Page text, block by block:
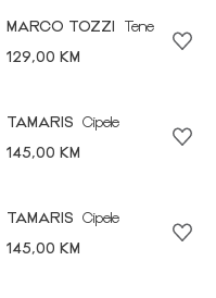
MARCO TOZZI
Tene
129,00 KM
TAMARIS
Cipele
145,00 KM
TAMARIS
Cipele
145,00 KM